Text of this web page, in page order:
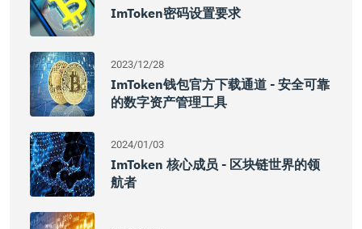
ImToken密码设置要求
2023/12/28
ImToken钱包官方下载通道 - 安全可靠
的数字资产管理工具
2024/01/03
ImToken 核心成员 - 区块链世界的领
航者